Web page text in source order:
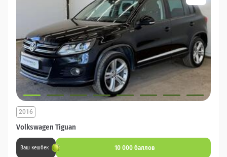
Volkswagen Tiguan
2016
Ваш кешбек 10 000 баллов